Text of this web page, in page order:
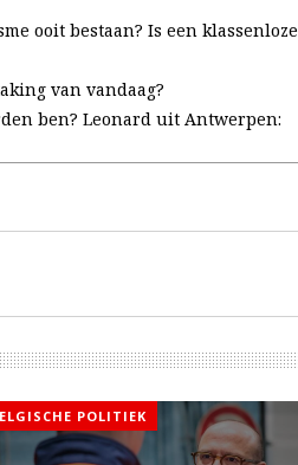
ooit bestaan? Is een klassenloze
van vandaag?
ben? Leonard uit Antwerpen:
POLITIEK